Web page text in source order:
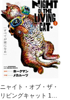
ニャイト・オブ・ザ・
リビングキャット 1巻